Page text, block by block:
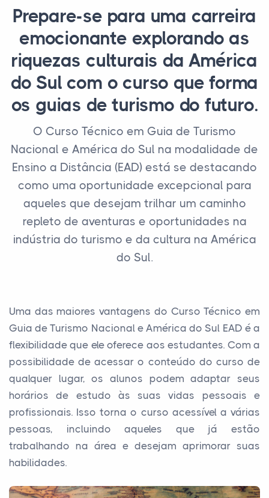
Prepare-se para uma carreira
emocionante explorando as
riquezas culturais da América
do Sul com o curso que forma
os guias de turismo do futuro.
O Curso Técnico em Guia de Turismo
Nacional e América do Sul na modalidade de
Ensino a Distância (EAD) está se destacando
como uma oportunidade excepcional para
aqueles que desejam trilhar um caminho
repleto de aventuras e oportunidades na
indústria do turismo e da cultura na América
do Sul.
Uma das maiores vantagens do Curso Técnico em
Guia de Turismo Nacional e América do Sul EAD é a
flexibilidade que ele oferece aos estudantes. Com a
possibilidade de acessar o conteúdo do curso de
qualquer lugar, os alunos podem adaptar seus
horários de estudo às suas vidas pessoais e
profissionais. Isso torna o curso acessível a várias
pessoas, incluindo aqueles que já estão
trabalhando na área e desejam aprimorar suas
habilidades.